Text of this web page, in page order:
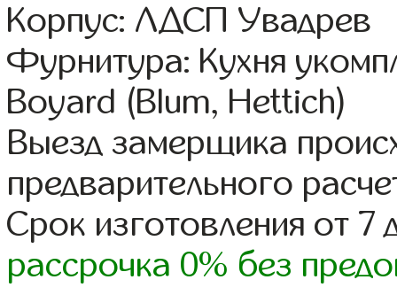
Корпус: ЛДСП Увадрев
Фурнитура: Кухня
Boyard (Blum, Hettich)
Выезд замерщика
предварительного
Срок изготовления от 7
рассрочка 0% без